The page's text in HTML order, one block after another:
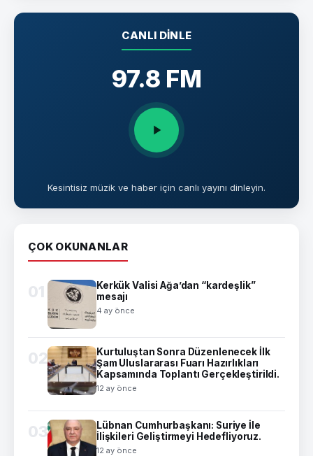
CANLI DINLE
97.8 FM
Kesintisiz müzik ve haber için canlı yayını dinleyin.
ÇOK OKUNANLAR
01
Kerkük Valisi Ağa’dan “kardeşlik”
mesajı
4 ay önce
02
Kurtuluştan Sonra Düzenlenecek İlk
Şam Uluslararası Fuarı Hazırlıkları
Kapsamında Toplantı Gerçekleştirildi.
12 ay önce
03
Lübnan Cumhurbaşkanı: Suriye İle
İlişkileri Geliştirmeyi Hedefliyoruz.
12 ay önce